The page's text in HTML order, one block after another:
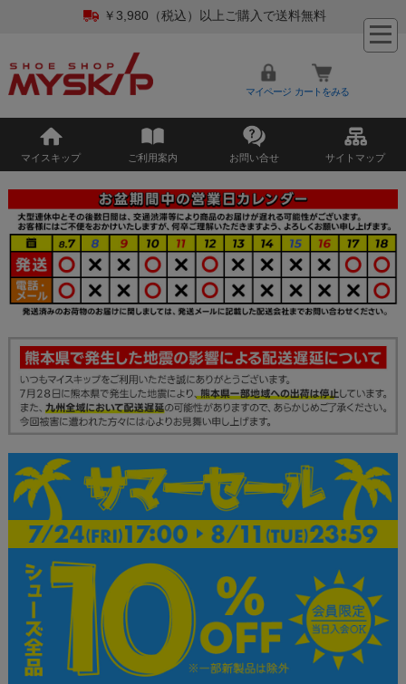
￥3,980（税込）以上ご購入で送料無料
マイページ カートをみる
マイスキップ ご利用案内 お問い合せ サイトマップ